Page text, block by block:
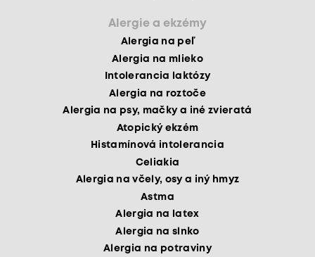
Alergie a ekzémy
Alergia na peľ
Alergia na mlieko
Intolerancia laktózy
Alergia na roztoče
Alergia na psy, mačky a iné zvieratá
Atopický ekzém
Histamínová intolerancia
Celiakia
Alergia na včely, osy a iný hmyz
Astma
Alergia na latex
Alergia na slnko
Alergia na potraviny